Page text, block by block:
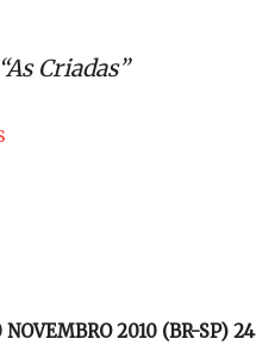
Criadas”
NOVEMBRO 2010 (BR-SP)